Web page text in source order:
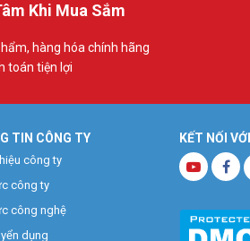
Khi Mua Sắm
hàng hóa chính hãng
toán tiện lợi
KẾT NỐI
TIN CÔNG TY
công ty
công ty
công nghệ
dụng